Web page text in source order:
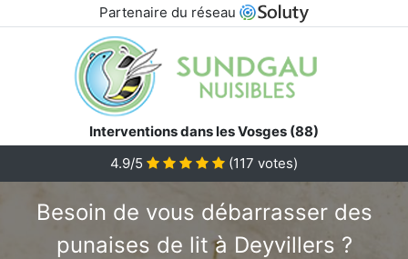
Partenaire du réseau
Interventions dans les Vosges (88)
4.9/5 (117 votes)
Besoin de vous débarrasser des
punaises de lit à Deyvillers ?